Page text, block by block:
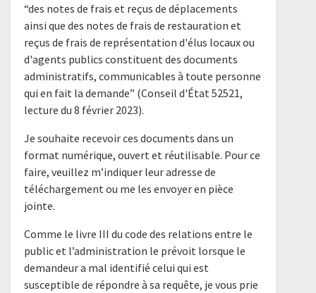
“des notes de frais et reçus de déplacements
ainsi que des notes de frais de restauration et
reçus de frais de représentation d'élus locaux ou
d'agents publics constituent des documents
administratifs, communicables à toute personne
qui en fait la demande” (Conseil d'État 52521,
lecture du 8 février 2023).
Je souhaite recevoir ces documents dans un
format numérique, ouvert et réutilisable. Pour ce
faire, veuillez m’indiquer leur adresse de
téléchargement ou me les envoyer en pièce
jointe.
Comme le livre III du code des relations entre le
public et l’administration le prévoit lorsque le
demandeur a mal identifié celui qui est
susceptible de répondre à sa requête, je vous prie